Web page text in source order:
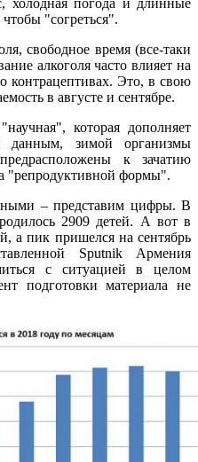
"согреться".
свободное время (все-таки
алкоголя часто влияет на
контрацептивах. Это, в свою
в августе и сентябре.
которая дополняет
зимой организмы
к зачатию
"репродуктивной формы".
– представим цифры. В
2909 детей. А вот в
а пик пришелся на сентябрь
Sputnik Армения
с ситуацией в целом
подготовки материала не